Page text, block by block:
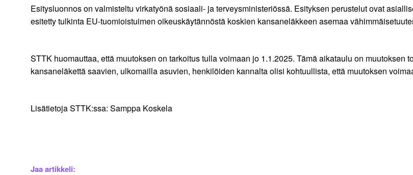
Esitysluonnos on valmisteltu virkatyönä sosiaali- ja terveysministeriössä. Esityksen perustelut ovat
esitetty tulkinta EU-tuomioistuimen oikeuskäytännöstä koskien kansaneläkkeen asemaa
STTK huomauttaa, että muutoksen on tarkoitus tulla voimaan jo 1.1.2025. Tämä aikataulu on muutoksen
kansaneläkettä saavien, ulkomailla asuvien, henkilöiden kannalta olisi kohtuullista, että muutoksen
Lisätietoja STTK:ssa: Samppa Koskela
Jaa artikkeli: